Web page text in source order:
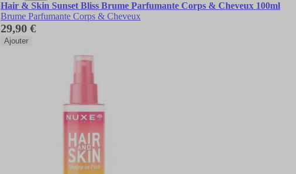
Hair & Skin Sunset Bliss Brume Parfumante Corps & Cheveux 100ml
Brume Parfumante Corps & Cheveux
29,90 €
Ajouter